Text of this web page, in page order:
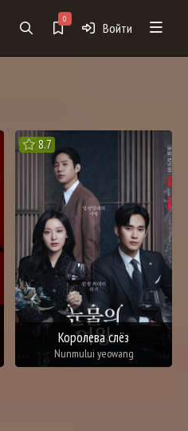
0
Войти
8.7
Королева слёз
Nunmului yeowang